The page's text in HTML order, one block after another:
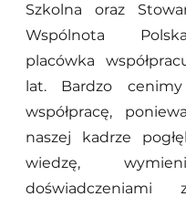
Szkolna oraz
Wspólnota
placówka
lat. Bardzo
współpracę,
naszej kadrze
wiedzę,